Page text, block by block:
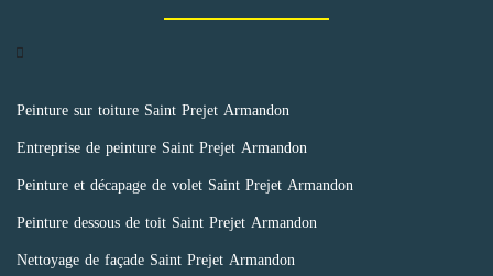
Peinture sur toiture Saint Prejet Armandon
Entreprise de peinture Saint Prejet Armandon
Peinture et décapage de volet Saint Prejet Armandon
Peinture dessous de toit Saint Prejet Armandon
Nettoyage de façade Saint Prejet Armandon